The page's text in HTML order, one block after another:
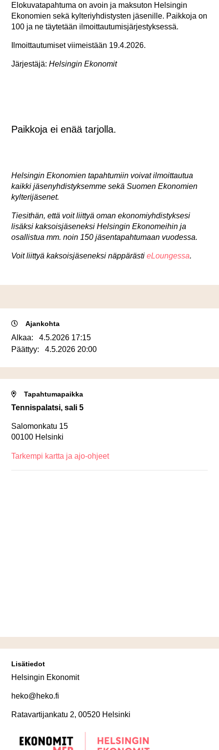
Elokuvatapahtuma on avoin ja maksuton Helsingin
Ekonomien sekä kylteriyhdistysten jäsenille. Paikkoja on
100 ja ne täytetään ilmoittautumisjärjestyksessä.
Ilmoittautumiset viimeistään 19.4.2026.
Järjestäjä: Helsingin Ekonomit
Paikkoja ei enää tarjolla.
Helsingin Ekonomien tapahtumiin voivat ilmoittautua
kaikki jäsenyhdistyksemme sekä Suomen Ekonomien
kylterijäsenet.
Tiesithän, että voit liittyä oman ekonomiyhdistyksesi
lisäksi kaksoisjäseneksi Helsingin Ekonomeihin ja
osallistua mm. noin 150 jäsentapahtumaan vuodessa.
Voit liittyä kaksoisjäseneksi näppärästi eLoungessa.
Ajankohta
Alkaa: 4.5.2026 17:15
Päättyy: 4.5.2026 20:00
Tapahtumapaikka
Tennispalatsi, sali 5
Salomonkatu 15
00100 Helsinki
Tarkempi kartta ja ajo-ohjeet
Lisätiedot
Helsingin Ekonomit
heko@heko.fi
Ratavartijankatu 2, 00520 Helsinki